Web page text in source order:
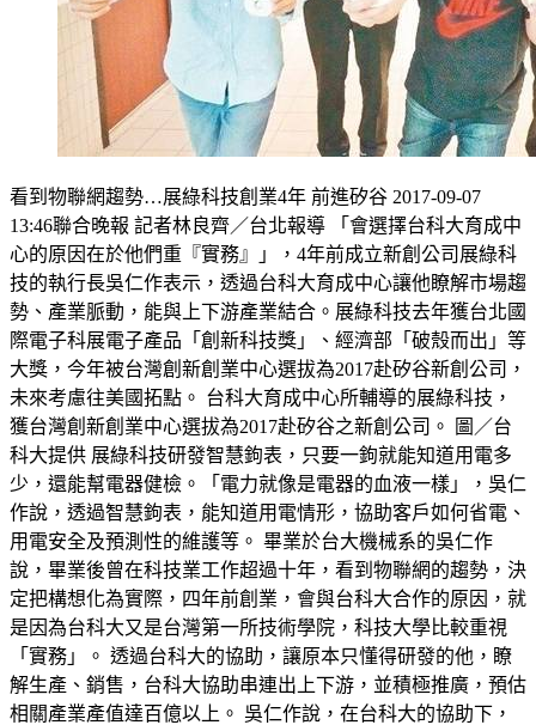
看到物聯網趨勢…展綠科技創業4年 前進矽谷 2017-09-07
13:46聯合晚報 記者林良齊／台北報導 「會選擇台科大育成中
心的原因在於他們重『實務』」，4年前成立新創公司展綠科
技的執行長吳仁作表示，透過台科大育成中心讓他瞭解市場趨
勢、產業脈動，能與上下游產業結合。展綠科技去年獲台北國
際電子科展電子產品「創新科技獎」、經濟部「破殼而出」等
大獎，今年被台灣創新創業中心選拔為2017赴矽谷新創公司，
未來考慮往美國拓點。 台科大育成中心所輔導的展綠科技，
獲台灣創新創業中心選拔為2017赴矽谷之新創公司。 圖／台
科大提供 展綠科技研發智慧鉤表，只要一鉤就能知道用電多
少，還能幫電器健檢。「電力就像是電器的血液一樣」，吳仁
作說，透過智慧鉤表，能知道用電情形，協助客戶如何省電、
用電安全及預測性的維護等。 畢業於台大機械系的吳仁作
說，畢業後曾在科技業工作超過十年，看到物聯網的趨勢，決
定把構想化為實際，四年前創業，會與台科大合作的原因，就
是因為台科大又是台灣第一所技術學院，科技大學比較重視
「實務」。 透過台科大的協助，讓原本只懂得研發的他，瞭
解生產、銷售，台科大協助串連出上下游，並積極推廣，預估
相關產業產值達百億以上。 吳仁作說，在台科大的協助下，